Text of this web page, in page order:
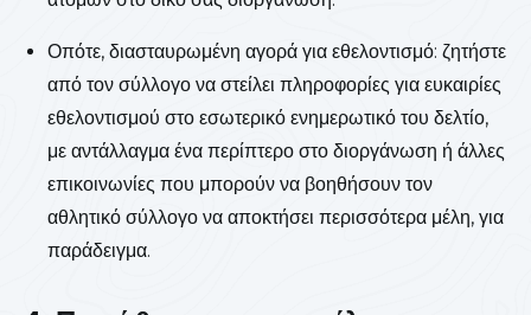
Οπότε, διασταυρωμένη αγορά για εθελοντισμό: ζητήστε
από τον σύλλογο να στείλει πληροφορίες για ευκαιρίες
εθελοντισμού στο εσωτερικό ενημερωτικό του δελτίο,
με αντάλλαγμα ένα περίπτερο στο διοργάνωση ή άλλες
επικοινωνίες που μπορούν να βοηθήσουν τον
αθλητικό σύλλογο να αποκτήσει περισσότερα μέλη, για
παράδειγμα.